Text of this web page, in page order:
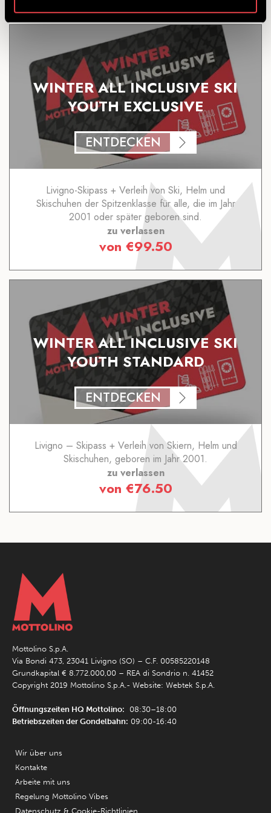
Das könnte Sie auch interessieren...
WINTER ALL INCLUSIVE SKI
YOUTH EXCLUSIVE
ENTDECKEN
Livigno-Skipass + Verleih von Ski, Helm und
Skischuhen der Spitzenklasse für alle, die im Jahr
2001 oder später geboren sind.
zu verlassen
von €99.50
WINTER ALL INCLUSIVE SKI
YOUTH STANDARD
ENTDECKEN
Livigno – Skipass + Verleih von Skiern, Helm und
Skischuhen, geboren im Jahr 2001.
zu verlassen
von €76.50
Mottolino S.p.A.
Via Bondi 473, 23041 Livigno (SO) – C.F. 00585220148
Grundkapital € 8.772.000,00 – REA di Sondrio n. 41452
Copyright 2019 Mottolino S.p.A.- Website: Webtek S.p.A.
Öffnungszeiten HQ Mottolino: 08:30–18:00
Betriebszeiten der Gondelbahn: 09:00-16:40
Wir über uns
Kontakte
Arbeite mit uns
Regelung Mottolino Vibes
Datenschutz & Cookie-Richtlinien